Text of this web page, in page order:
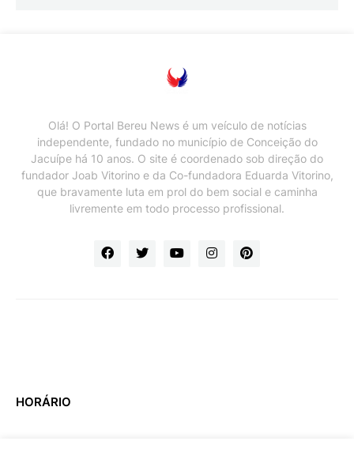
Olá! O Portal Bereu News é um veículo de notícias
independente, fundado no município de Conceição do
Jacuípe há 10 anos. O site é coordenado sob direção do
fundador Joab Vitorino e da Co-fundadora Eduarda Vitorino,
que bravamente luta em prol do bem social e caminha
livremente em todo processo profissional.
HORÁRIO